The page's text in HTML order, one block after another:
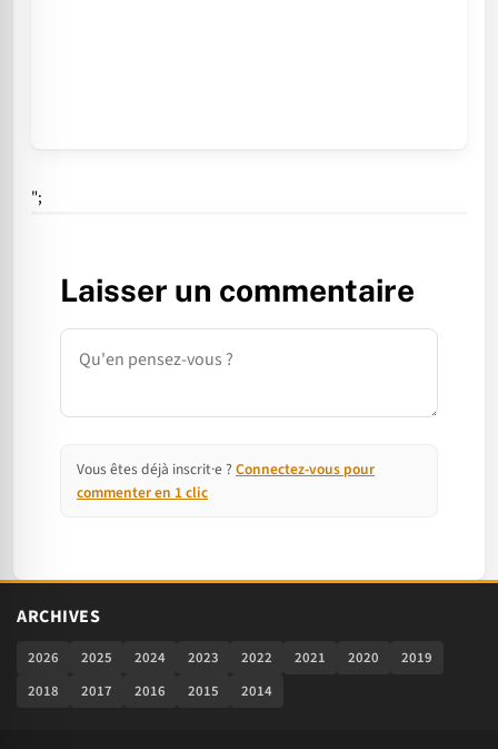
";
Laisser un commentaire
Commentaire
Vous êtes déjà inscrit·e ? Connectez-vous pour
commenter en 1 clic
ARCHIVES
2026 2025 2024 2023 2022 2021 2020
2019
2018
2017 2016 2015 2014